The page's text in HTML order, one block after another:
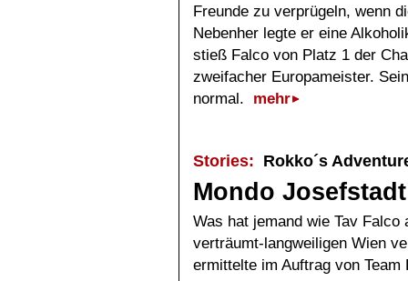
Freunde zu verprügeln, wenn
Nebenher legte er eine
stieß Falco von Platz 1 der
zweifacher Europameister.
normal.
mehr
Stories: Rokko´s
Mondo Josefstadt
Was hat jemand wie Tav Falco
verträumt-langweiligen Wien
ermittelte im Auftrag von Team